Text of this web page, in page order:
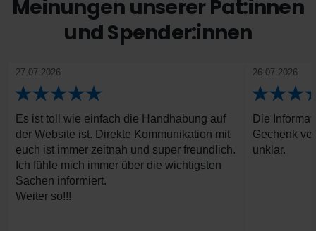
Meinungen unserer Pat:innen
und Spender:innen
27.07.2026
Es ist toll wie einfach die Handhabung auf
der Website ist. Direkte Kommunikation mit
euch ist immer zeitnah und super freundlich.
Ich fühle mich immer über die wichtigsten
Sachen informiert.
Weiter so!!!
26.07.2026
Die
Gechenk
unklar.